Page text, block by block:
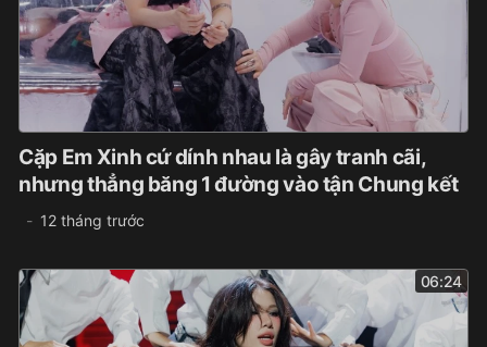
Cặp Em Xinh cứ dính nhau là gây tranh cãi,
nhưng thẳng băng 1 đường vào tận Chung kết
12 tháng trước
06:24